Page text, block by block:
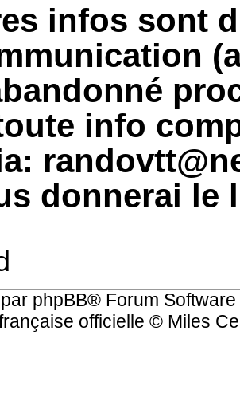
infos sont
info
donnerai le
phpBB® Forum
officielle © Miles